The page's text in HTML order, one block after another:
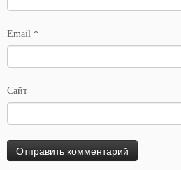
Email *
Сайт